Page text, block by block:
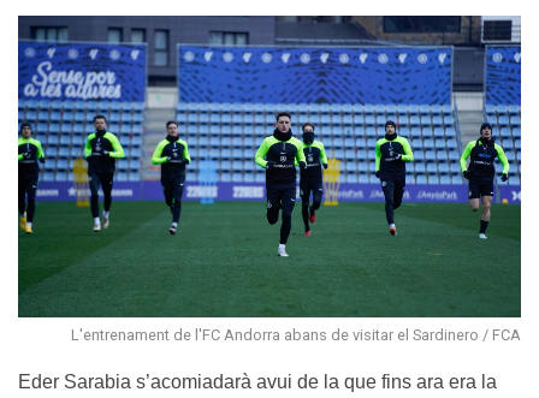
L'entrenament de l'FC Andorra abans de visitar el Sardinero / FCA
Eder Sarabia s’acomiadarà avui de la que fins ara era la